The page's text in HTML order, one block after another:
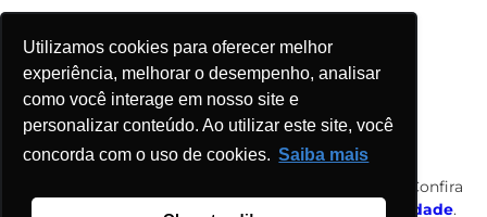
Utilizamos cookies para oferecer melhor
experiência, melhorar o desempenho, analisar
como você interage em nosso site e
personalizar conteúdo. Ao utilizar este site, você
concorda com o uso de cookies. Saiba mais
Todos os direitos reservados. Confira
Termos de Uso e nossa Política de Privacidade.